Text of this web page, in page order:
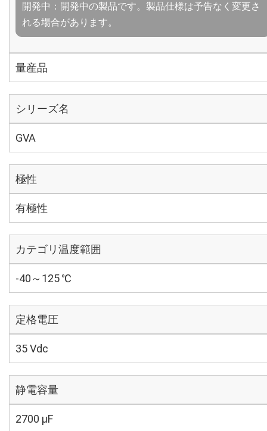
開発中：開発中の製品です。製品仕様は予告なく変更さ
れる場合があります。
量産品
シリーズ名
GVA
極性
有極性
カテゴリ温度範囲
-40～125 ℃
定格電圧
35 Vdc
静電容量
2700 µF